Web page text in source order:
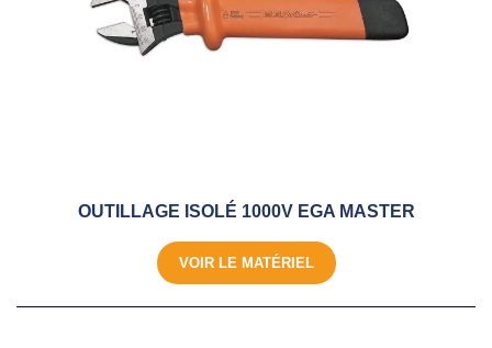
OUTILLAGE ISOLÉ 1000V EGA MASTER
VOIR LE MATÉRIEL